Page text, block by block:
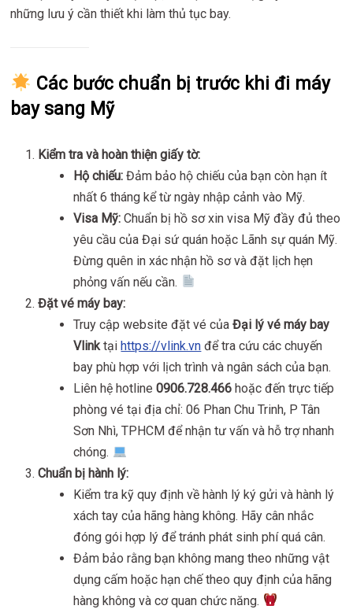
những lưu ý cần thiết khi làm thủ tục bay.
Các bước chuẩn bị trước khi đi máy
bay sang Mỹ
Kiểm tra và hoàn thiện giấy tờ:
Hộ chiếu: Đảm bảo hộ chiếu của bạn còn hạn ít
nhất 6 tháng kể từ ngày nhập cảnh vào Mỹ.
Visa Mỹ: Chuẩn bị hồ sơ xin visa Mỹ đầy đủ theo
yêu cầu của Đại sứ quán hoặc Lãnh sự quán Mỹ.
Đừng quên in xác nhận hồ sơ và đặt lịch hẹn
phỏng vấn nếu cần.
Đặt vé máy bay:
Truy cập website đặt vé củaĐại lý vé máy bay
Vlinktạihttps://vlink.vn để tra cứu các chuyến
bay phù hợp với lịch trình và ngân sách của bạn.
Liên hệ hotline0906.728.466 hoặc đến trực tiếp
phòng vé tại địa chỉ: 06 Phan Chu Trinh, P Tân
Sơn Nhì, TPHCM để nhận tư vấn và hỗ trợ nhanh
chóng.
Chuẩn bị hành lý:
Kiểm tra kỹ quy định về hành lý ký gửi và hành lý
xách tay của hãng hàng không. Hãy cân nhắc
đóng gói hợp lý để tránh phát sinh phí quá cân.
Đảm bảo rằng bạn không mang theo những vật
dụng cấm hoặc hạn chế theo quy định của hãng
hàng không và cơ quan chức năng.